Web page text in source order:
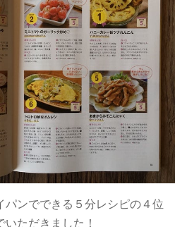
パンでできる５分レシピの４位
ただきました！